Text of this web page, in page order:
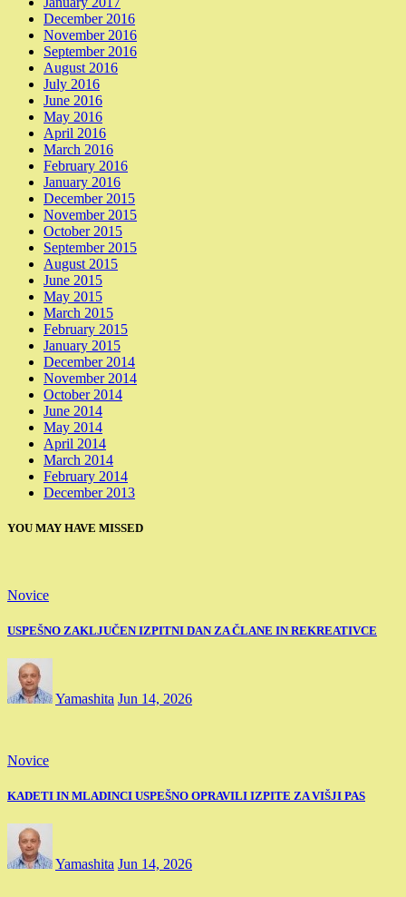
December 2016
November 2016
September 2016
August 2016
July 2016
June 2016
May 2016
April 2016
March 2016
February 2016
January 2016
December 2015
November 2015
October 2015
September 2015
August 2015
June 2015
May 2015
March 2015
February 2015
January 2015
December 2014
November 2014
October 2014
June 2014
May 2014
April 2014
March 2014
February 2014
December 2013
YOU MAY HAVE MISSED
Novice
USPEŠNO ZAKLJUČEN IZPITNI DAN ZA ČLANE IN REKREATIVCE
Yamashita Jun 14, 2026
Novice
KADETI IN MLADINCI USPEŠNO OPRAVILI IZPITE ZA VIŠJI PAS
Yamashita Jun 14, 2026